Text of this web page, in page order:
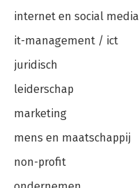
internet en social media
it-management / ict
juridisch
leiderschap
marketing
mens en maatschappij
non-profit